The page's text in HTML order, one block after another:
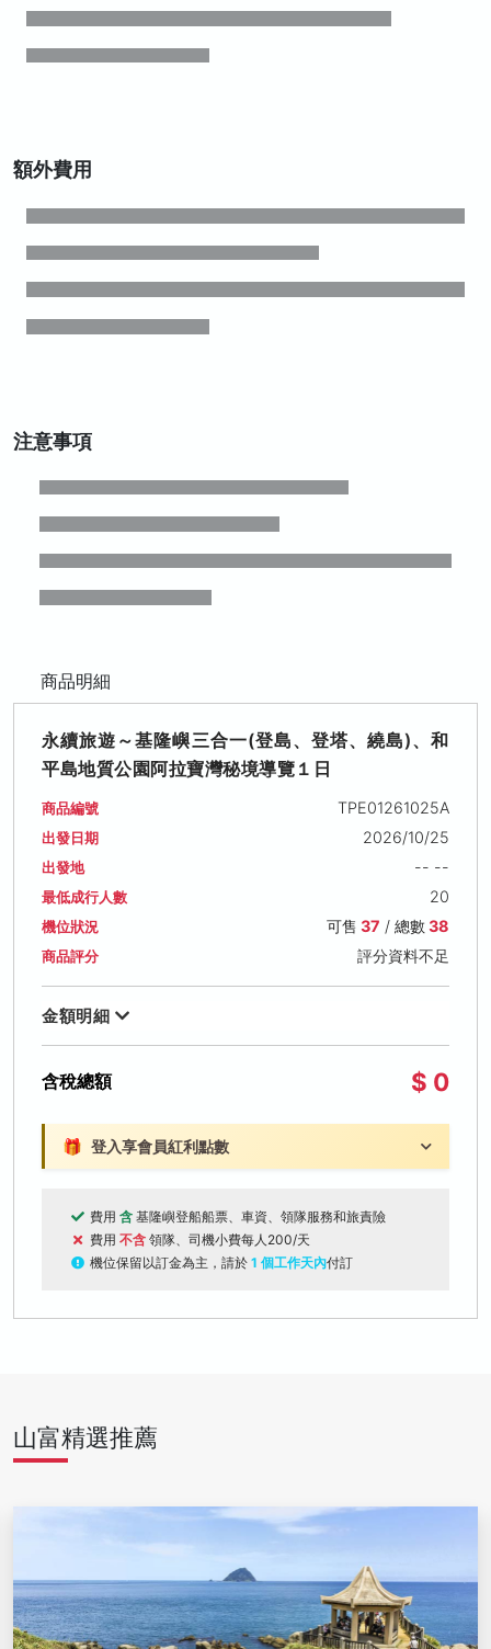
額外費用
注意事項
商品明細
永續旅遊～基隆嶼三合一(登島、登塔、繞島)、和
平島地質公園阿拉寶灣秘境導覽１日
商品編號 TPE01261025A
出發日期 2026/10/25
出發地 -- --
最低成行人數 20
機位狀況 可售 37 / 總數38
商品評分 評分資料不足
金額明細
含稅總額 $ 0
🎁 登入享會員紅利點數
費用 含 基隆嶼登船船票、車資、領隊服務和旅責險
費用 不含 領隊、司機小費每人200/天
機位保留以訂金為主，請於 1 個工作天內付訂
山富精選推薦